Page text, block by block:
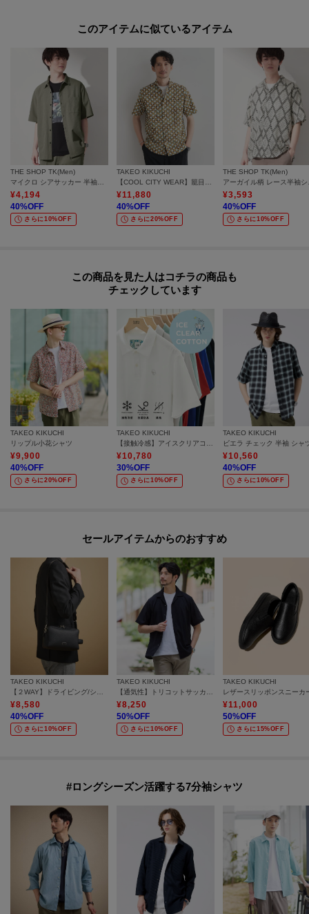
セントを加えてくれます。
※照明の関係により、実際よりも色味が違って見える場合があります。ま
た、パソコン・スマートフォンなどの環境により、若干製品と画像のカラー
が異なる場合もございます。
モデル情報：身長180cm B83 W70 H93 着用サイズ：03（L）
このアイテムに似ているアイテム
THE SHOP TK(Men)
¥4,194
40%OFF
さらに10%OFF
TAKEO KIKUCHI
¥11,880
40%OFF
さらに20%OFF
THE SHOP TK(Men)
¥3,593
40%OFF
さらに10%OFF
この商品を見た人はコチラの商品も
チェックしています
TAKEO KIKUCHI
リップル小花シャツ
¥9,900
40%OFF
さらに20%OFF
TAKEO KIKUCHI
【接触冷感】アイスクリアコットン ワンポイント ポロシャツ
¥10,780
30%OFF
さらに10%OFF
TAKEO KIKUCHI
ビエラ チェック 半袖 シャ
¥10,560
40%OFF
さらに10%OFF
セールアイテムからのおすすめ
TAKEO KIKUCHI
¥8,580
40%OFF
さらに10%OFF
TAKEO KIKUCHI
¥8,250
50%OFF
さらに10%OFF
TAKEO KIKUCHI
レザースリッポンスニーカ
¥11,000
50%OFF
さらに15%OFF
#ロングシーズン活躍する7分袖シャツ